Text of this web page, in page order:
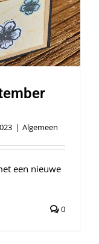
| Algemeen
een nieuwe
0